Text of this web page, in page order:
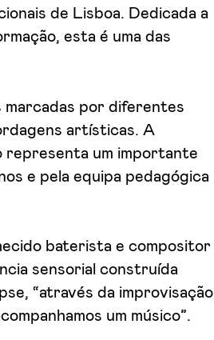
de Lisboa. Dedicada a
esta é uma das
marcadas por diferentes
artísticas. A
representa um importante
e pela equipa pedagógica
baterista e compositor
sensorial construída
“através da improvisação
um músico”.